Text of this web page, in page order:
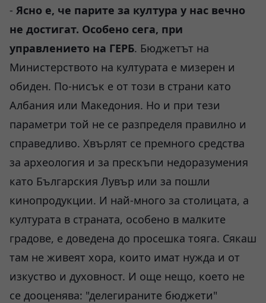
- Ясно е, че парите за култура у нас вечно
не достигат. Особено сега, при
управлението на ГЕРБ. Бюджетът на
Министерството на културата е мизерен и
обиден. По-нисък е от този в страни като
Албания или Македония. Но и при тези
параметри той не се разпределя правилно и
справедливо. Хвърлят се премного средства
за археология и за прескъпи недоразумения
като Българския Лувър или за пошли
кинопродукции. И най-много за столицата, а
културата в страната, особено в малките
градове, е доведена до просешка тояга. Сякаш
там не живеят хора, които имат нужда и от
изкуство и духовност. И още нещо, което не
се дооценява: "делегираните бюджети"